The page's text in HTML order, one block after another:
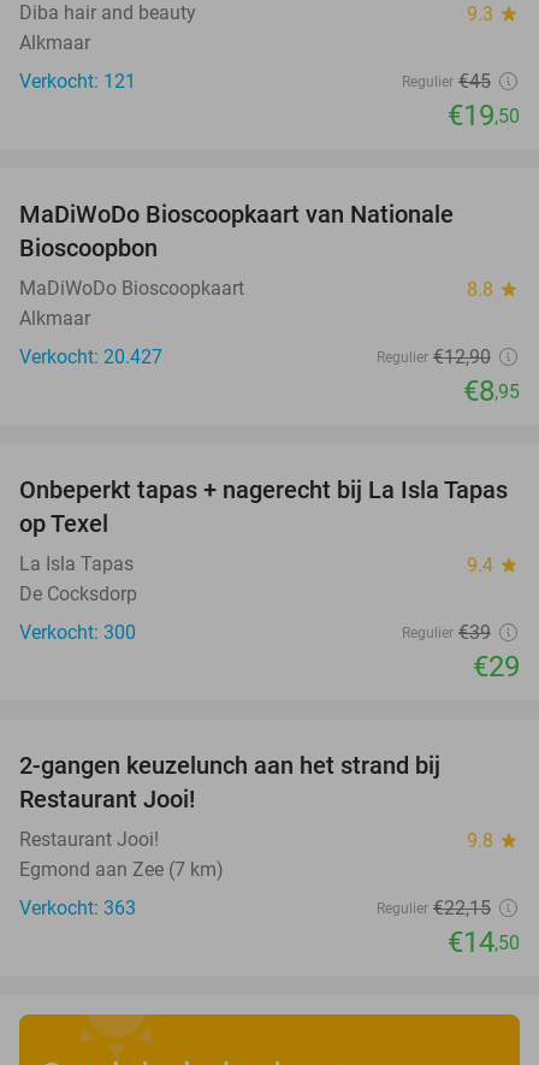
Diba hair and beauty 9.3 star
Alkmaar
Verkocht: 121
Regulier €45
€19,50
MaDiWoDo Bioscoopkaart van Nationale
Bioscoopbon
MaDiWoDo Bioscoopkaart 8.8 star
Alkmaar
Verkocht: 20.427
Regulier €12,90
€8,95
26%
Onbeperkt tapas + nagerecht bij La Isla Tapas
op Texel
La Isla Tapas 9.4 star
De Cocksdorp
Verkocht: 300
Regulier €39
€29
2-gangen keuzelunch aan het strand bij
Restaurant Jooi!
Restaurant Jooi! 9.8 star
Egmond aan Zee (7 km)
Verkocht: 363
Regulier €22,15
€14,50